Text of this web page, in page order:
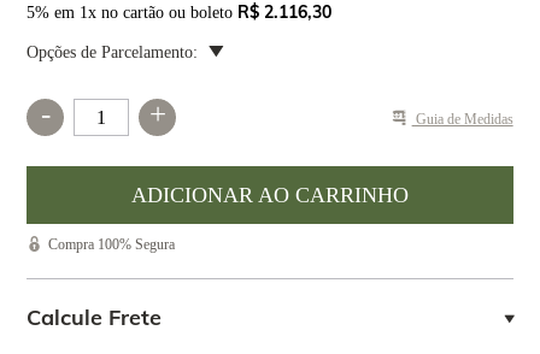
5% em 1x no cartão ou boleto R$ 2.116,30
Opções de Parcelamento:
- + Guia de Medidas
Compra 100% Segura
Calcule Frete